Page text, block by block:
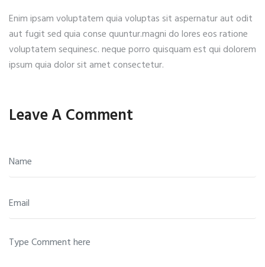
Enim ipsam voluptatem quia voluptas sit aspernatur aut odit
aut fugit sed quia conse quuntur.magni do lores eos ratione
voluptatem sequinesc. neque porro quisquam est qui dolorem
ipsum quia dolor sit amet consectetur.
Leave A Comment